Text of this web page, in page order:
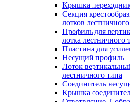
Крышка
Секция
лотков
Профиль для
лотка лестничного
Пластина для
Несущий профиль
Лоток
лестничного типа
Соединитель
Крышка